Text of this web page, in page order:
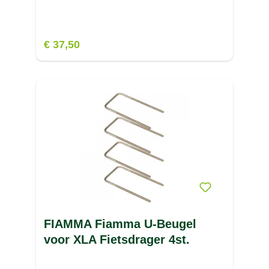
€ 37,50
FIAMMA Fiamma U-Beugel
voor XLA Fietsdrager 4st.